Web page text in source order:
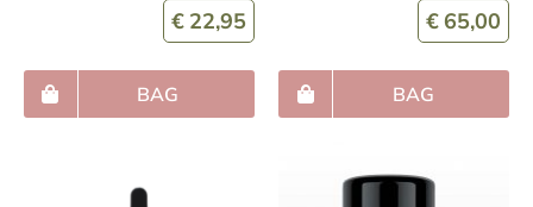
€ 22,95
BAG
€ 65,00
BAG